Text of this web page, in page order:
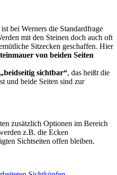
bei Werners die Standardfrage
mit den Steinen doch auch oft
Sitzecken geschaffen. Hier
von beiden Seiten
„beidseitig sichtbar“, das heißt die
und beide Seiten sind zur
zusätzlich Optionen im Bereich
z.B. die Ecken
Sichtseiten offen bleiben.